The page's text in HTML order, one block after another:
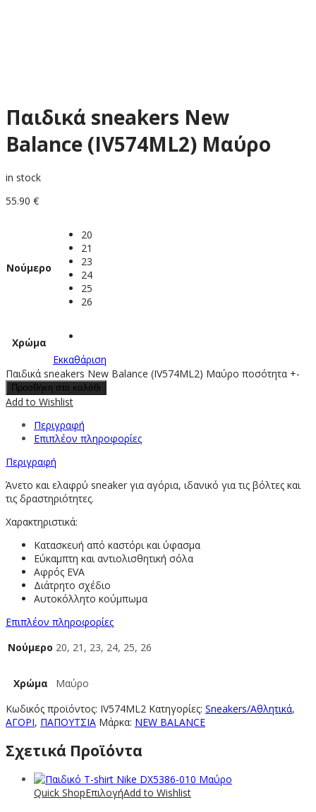
Παιδικά sneakers New
Balance (IV574ML2) Μαύρο
in stock
55.90 €
Νούμερο
20
21
23
24
25
26
Χρώμα
Εκκαθάριση
Παιδικά sneakers New Balance (IV574ML2) Μαύρο ποσότητα +-
Προσθήκη στο καλάθι
Add to Wishlist
Περιγραφή
Επιπλέον πληροφορίες
Περιγραφή
Άνετο και ελαφρύ sneaker για αγόρια, ιδανικό για τις βόλτες και
τις δραστηριότητες.
Χαρακτηριστικά:
Κατασκευή από καστόρι και ύφασμα
Εύκαμπτη και αντιολισθητική σόλα
Αφρός ΕVA
Διάτρητο σχέδιο
Αυτοκόλλητο κούμπωμα
Επιπλέον πληροφορίες
Νούμερο 20, 21, 23, 24, 25, 26
Χρώμα
Μαύρο
Κωδικός προϊόντος: IV574ML2 Κατηγορίες: Sneakers/Aθλητικά,
ΑΓΟΡΙ, ΠΑΠΟΥΤΣΙΑ Μάρκα: NEW BALANCE
Σχετικά Προϊόντα
Quick ShopΕπιλογήAdd to Wishlist